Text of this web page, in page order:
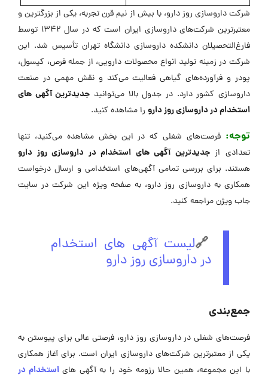
شرکت داروسازی روز دارو، با بیش از نیم قرن تجربه، یکی از بزرگترین و
معتبرترین شرکت‌های داروسازی ایران است که در سال 1342 توسط
فارغ‌التحصیلان دانشکده داروسازی دانشگاه تهران تأسیس شد. این
شرکت در زمینه تولید انواع محصولات دارویی، از جمله قرص، کپسول،
پودر و فرآورده‌های گیاهی فعالیت می‌کند و نقش مهمی در صنعت
داروسازی کشور دارد. در جدول بالا می‌توانید جدیدترین آگهی های
استخدام در داروسازی روز دارو را مشاهده کنید.
توجه: فرصت‌های شغلی که در این بخش مشاهده می‌کنید، تنها
تعدادی ازجدیدترین آگهی های استخدام در داروسازی روز دارو
هستند. برای بررسی تمامی آگهی‌های استخدامی و ارسال درخواست
همکاری به داروسازی روز دارو، به صفحه ویژه این شرکت در ‌سایت
جاب ویژن مراجعه کنید.
🔗لیست آگهی های استخدام
در داروسازی روز دارو
جمع‌بندی
فرصت‌های شغلی در داروسازی روز دارو، فرصتی عالی برای پیوستن به
یکی از معتبرترین شرکت‌های داروسازی ایران است. برای آغاز همکاری
با این مجموعه، همین حالا رزومه خود را به آگهی ‌های استخدام در